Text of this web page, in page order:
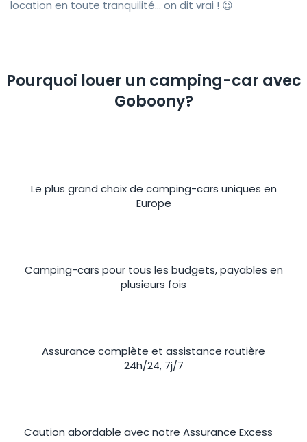
location en toute tranquilité... on dit vrai ! 😉
Pourquoi louer un camping-car avec
Goboony?
Le plus grand choix de camping-cars uniques en
Europe
Camping-cars pour tous les budgets, payables en
plusieurs fois
Assurance complète et assistance routière
24h/24, 7j/7
Caution abordable avec notre Assurance Excess